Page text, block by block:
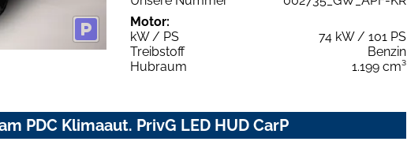
Motor:
kW / PS
74 kW / 101 PS
Treibstoff
Benzin
Hubraum
1.199 cm³
PDC Klimaaut. PrivG LED HUD CarP